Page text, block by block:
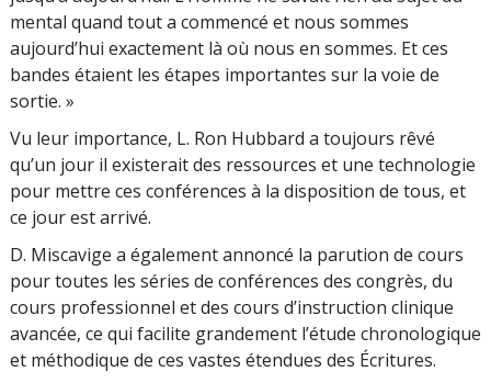
mental quand tout a commencé et nous sommes
aujourd’hui exactement là où nous en sommes. Et ces
bandes étaient les étapes importantes sur la voie de
sortie. »
Vu leur importance, L. Ron Hubbard a toujours rêvé
qu’un jour il existerait des ressources et une technologie
pour mettre ces conférences à la disposition de tous, et
ce jour est arrivé.
D. Miscavige a également annoncé la parution de cours
pour toutes les séries de conférences des congrès, du
cours professionnel et des cours d’instruction clinique
avancée, ce qui facilite grandement l’étude chronologique
et méthodique de ces vastes étendues des Écritures.